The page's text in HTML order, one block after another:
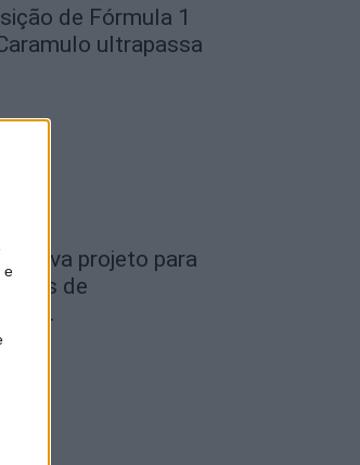
e
de Fórmula 1
ultrapassa
aprova projeto para
de